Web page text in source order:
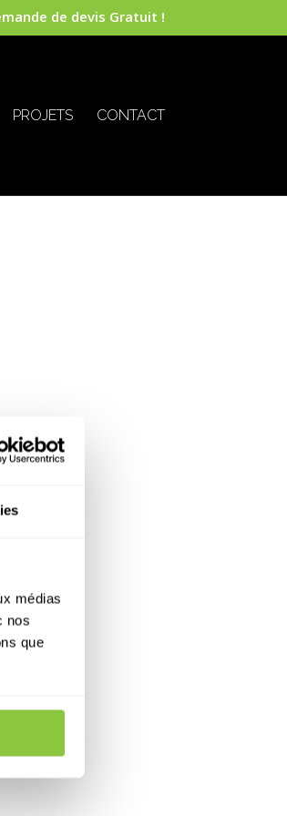
médias
nos
que
de devis Gratuit !
PROJETS CONTACT